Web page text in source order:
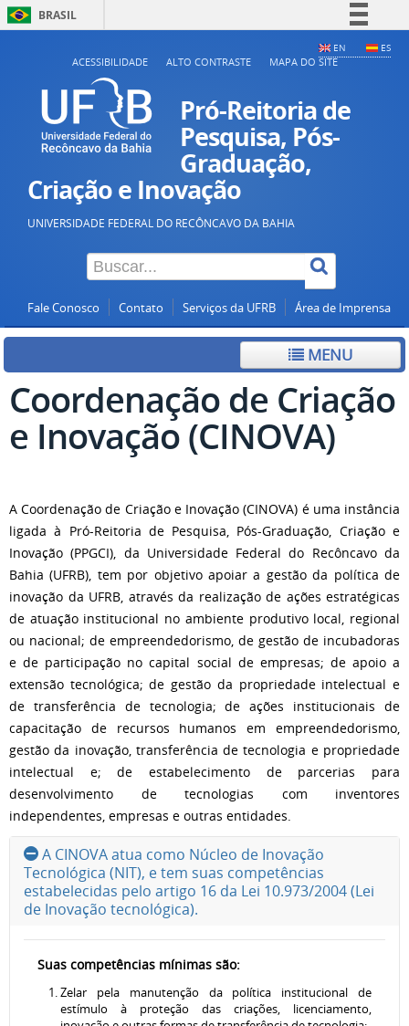
BRASIL
Simplifique!
Participe
Acesso à informação
Legislação
Canais
EN ES
ACESSIBILIDADE ALTO CONTRASTE MAPA DO SITE
Pró-Reitoria de
Pesquisa, Pós-
Graduação,
Criação e Inovação
UNIVERSIDADE FEDERAL DO RECÔNCAVO DA BAHIA
Fale Conosco Contato Serviços da UFRB Área de Imprensa
MENU
Coordenação de Criação
e Inovação (CINOVA)
A Coordenação de Criação e Inovação (CINOVA) é uma instância
ligada à Pró-Reitoria de Pesquisa, Pós-Graduação, Criação e
Inovação (PPGCI), da Universidade Federal do Recôncavo da
Bahia (UFRB), tem por objetivo apoiar a gestão da política de
inovação da UFRB, através da realização de ações estratégicas
de atuação institucional no ambiente produtivo local, regional
ou nacional; de empreendedorismo, de gestão de incubadoras
e de participação no capital social de empresas; de apoio a
extensão tecnológica; de gestão da propriedade intelectual e
de transferência de tecnologia; de ações institucionais de
capacitação de recursos humanos em empreendedorismo,
gestão da inovação, transferência de tecnologia e propriedade
intelectual e; de estabelecimento de parcerias para
desenvolvimento de tecnologias com inventores
independentes, empresas e outras entidades.
A CINOVA atua como Núcleo de Inovação
Tecnológica (NIT), e tem suas competências
estabelecidas pelo artigo 16 da Lei 10.973/2004 (Lei
de Inovação tecnológica).
Suas competências mínimas são:
Zelar pela manutenção da política institucional de
estímulo à proteção das criações, licenciamento,